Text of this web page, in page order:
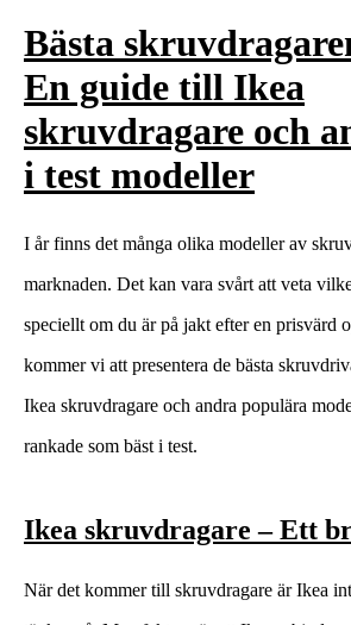
Bästa
En guide till Ikea
skruvdragare och
i test modeller
I år finns det många olika modeller av
marknaden. Det kan vara svårt att veta
speciellt om du är på jakt efter en prisvärd
kommer vi att presentera de bästa
Ikea skruvdragare och andra populära
rankade som bäst i test.
Ikea skruvdragare – Ett
När det kommer till skruvdragare är Ikea